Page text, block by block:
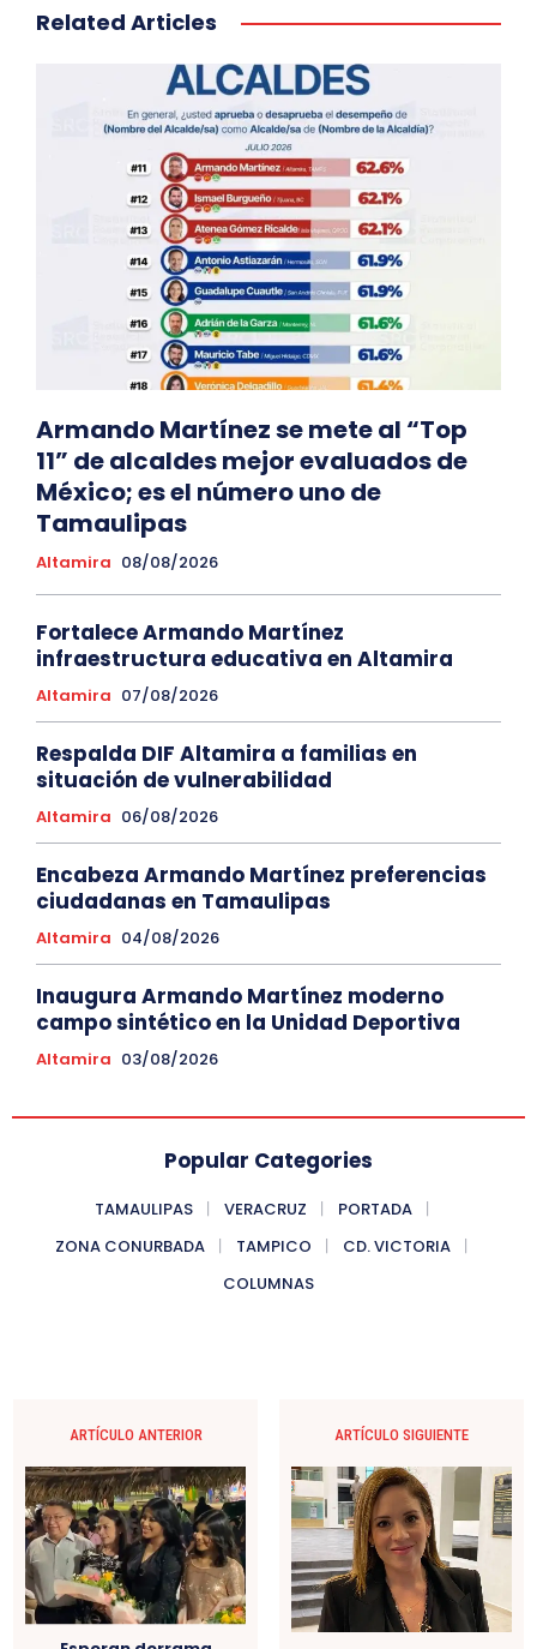
Related Articles
Armando Martínez se mete al “Top
11” de alcaldes mejor evaluados de
México; es el número uno de
Tamaulipas
Altamira 08/08/2026
Fortalece Armando Martínez
infraestructura educativa en Altamira
Altamira 07/08/2026
Respalda DIF Altamira a familias en
situación de vulnerabilidad
Altamira 06/08/2026
Encabeza Armando Martínez preferencias
ciudadanas en Tamaulipas
Altamira 04/08/2026
Inaugura Armando Martínez moderno
campo sintético en la Unidad Deportiva
Altamira 03/08/2026
Popular Categories
TAMAULIPAS VERACRUZ
PORTADA
ZONA CONURBADA
TAMPICO
CD. VICTORIA
COLUMNAS
ARTÍCULO ANTERIOR ARTÍCULO SIGUIENTE